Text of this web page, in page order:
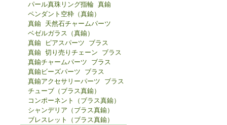
パール真珠リング指輪 真鍮
ペンダント空枠（真鍮）
真鍮 天然石チャームパーツ
ベゼルガラス（真鍮）
真鍮 ピアスパーツ ブラス
真鍮 切り売りチェーン ブラス
真鍮チャームパーツ ブラス
真鍮ビーズパーツ ブラス
真鍮アクセサリーパーツ ブラス
チューブ（ブラス真鍮）
コンポーネント（ブラス真鍮）
シャンデリア（ブラス真鍮）
ブレスレット（ブラス真鍮）